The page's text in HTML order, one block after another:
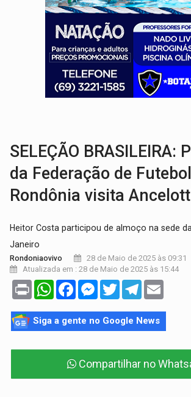
ACABOU COM PEUGEOT:Incêndio
VÍDEO:Ladrão é filmado
BOLSAS DE PESQUISA:Iniciativa
MATERIAL:Brasil tem grandes reservas
SELEÇÃO BRASILEIRA:
da Federação de
Rondônia visita
Heitor Costa participou de almoço na sede
Janeiro
Rondoniaovivo
28 de Maio de 2025 às 09:31
Atualizada em : 28 de Maio de 2025 às 15:44
Print WhatsAppFacebookMessenger
TwitterTelegram
Siga a gente no Google News
Compartilhar no